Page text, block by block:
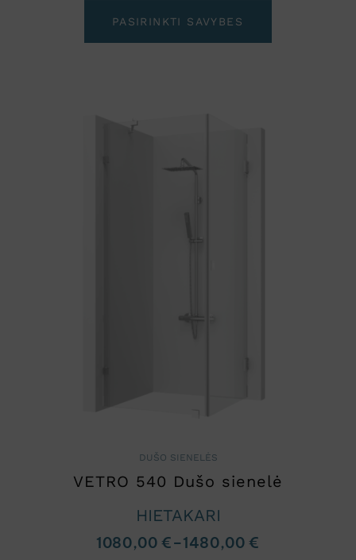
PASIRINKTI SAVYBES
DUŠO SIENELĖS
VETRO 540 Dušo sienelė
HIETAKARI
1080,00€–1480,00€